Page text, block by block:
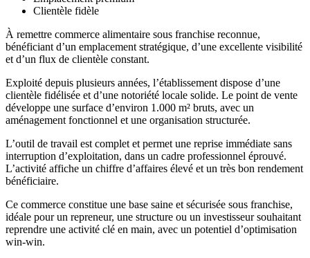
Clientèle fidèle
À remettre commerce alimentaire sous franchise reconnue,
bénéficiant d’un emplacement stratégique, d’une excellente visibilité
et d’un flux de clientèle constant.
Exploité depuis plusieurs années, l’établissement dispose d’une
clientèle fidélisée et d’une notoriété locale solide. Le point de vente
développe une surface d’environ 1.000 m² bruts, avec un
aménagement fonctionnel et une organisation structurée.
L’outil de travail est complet et permet une reprise immédiate sans
interruption d’exploitation, dans un cadre professionnel éprouvé.
L’activité affiche un chiffre d’affaires élevé et un très bon rendement
bénéficiaire.
Ce commerce constitue une base saine et sécurisée sous franchise,
idéale pour un repreneur, une structure ou un investisseur souhaitant
reprendre une activité clé en main, avec un potentiel d’optimisation
win-win.